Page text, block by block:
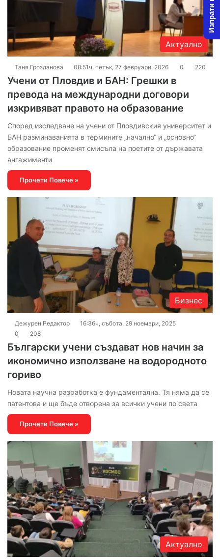
Актуално
Таня Грозданова 08:51ч, петък, 27 февруари, 2026 0 220
Учени от Пловдив и БАН: Грешки в
превода на международни договори
изкривяват правото на образование
Според изследване на учени от Пловдивския университет и
БАН разминаванията в термините „начално“ и „основно“
образование променят смисъла на поетите от държавата
ангажименти
Прочети Повече »
Бизнес
Дежурен Редактор
16:36ч, събота, 29 ноември, 2025
0
208
Български учени създават нов начин за
икономично използване на водородното
гориво
Новата научна разработка е фундаментална. Тя няма да се
патентова и ще бъде отворена за всички учени по света
Прочети Повече »
Актуално